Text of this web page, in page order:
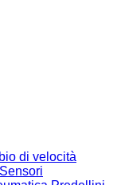
di velocità
Sensori